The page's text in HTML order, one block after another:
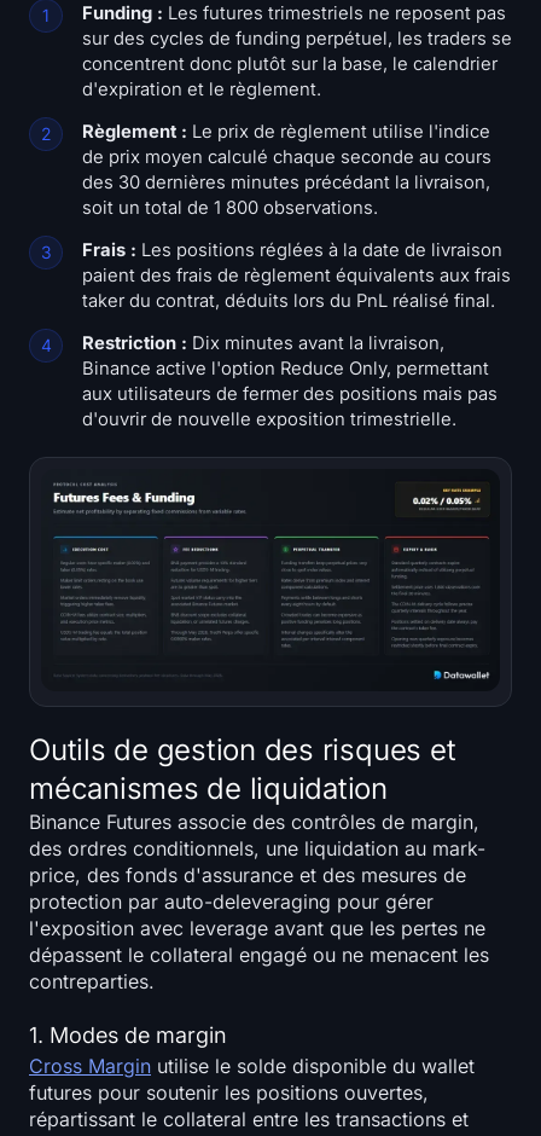
Funding : Les futures trimestriels ne reposent pas
sur des cycles de funding perpétuel, les traders se
concentrent donc plutôt sur la base, le calendrier
d'expiration et le règlement.
Règlement : Le prix de règlement utilise l'indice
de prix moyen calculé chaque seconde au cours
des 30 dernières minutes précédant la livraison,
soit un total de 1 800 observations.
Frais : Les positions réglées à la date de livraison
paient des frais de règlement équivalents aux frais
taker du contrat, déduits lors du PnL réalisé final.
Restriction : Dix minutes avant la livraison,
Binance active l'option Reduce Only, permettant
aux utilisateurs de fermer des positions mais pas
d'ouvrir de nouvelle exposition trimestrielle.
Outils de gestion des risques et
mécanismes de liquidation
Binance Futures associe des contrôles de margin,
des ordres conditionnels, une liquidation au mark-
price, des fonds d'assurance et des mesures de
protection par auto-deleveraging pour gérer
l'exposition avec leverage avant que les pertes ne
dépassent le collateral engagé ou ne menacent les
contreparties.
1. Modes de margin
Cross Margin utilise le solde disponible du wallet
futures pour soutenir les positions ouvertes,
répartissant le collateral entre les transactions et